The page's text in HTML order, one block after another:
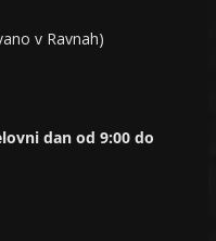
v Ravnah)
dan od 9:00 do